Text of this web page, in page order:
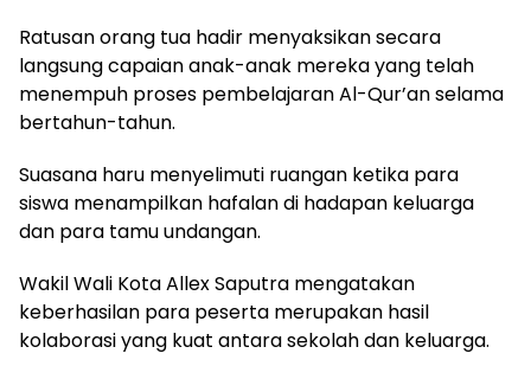
Ratusan orang tua hadir menyaksikan secara
langsung capaian anak-anak mereka yang telah
menempuh proses pembelajaran Al-Qur’an selama
bertahun-tahun.
Suasana haru menyelimuti ruangan ketika para
siswa menampilkan hafalan di hadapan keluarga
dan para tamu undangan.
Wakil Wali Kota Allex Saputra mengatakan
keberhasilan para peserta merupakan hasil
kolaborasi yang kuat antara sekolah dan keluarga.